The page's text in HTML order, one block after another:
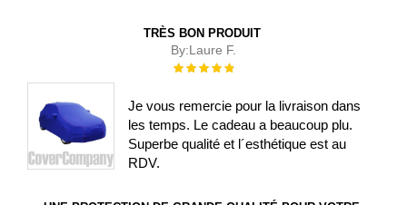
TRÈS BON PRODUIT
By:Laure F.
Évaluation :
Je vous remercie pour la livraison dans
les temps. Le cadeau a beaucoup plu.
Superbe qualité et l´esthétique est au
RDV.